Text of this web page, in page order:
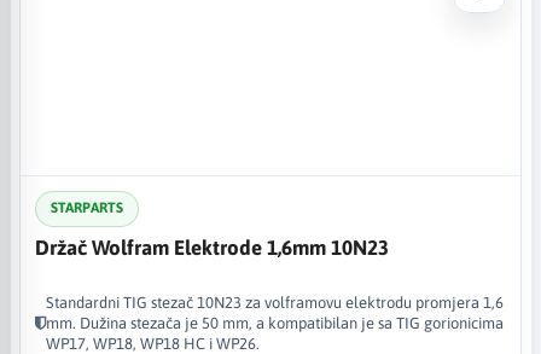
STARPARTS
Držač Wolfram Elektrode 1,6mm 10N23
Standardni TIG stezač 10N23 za volframovu elektrodu promjera 1,6
mm. Dužina stezača je 50 mm, a kompatibilan je sa TIG gorionicima
WP17, WP18, WP18 HC i WP26.